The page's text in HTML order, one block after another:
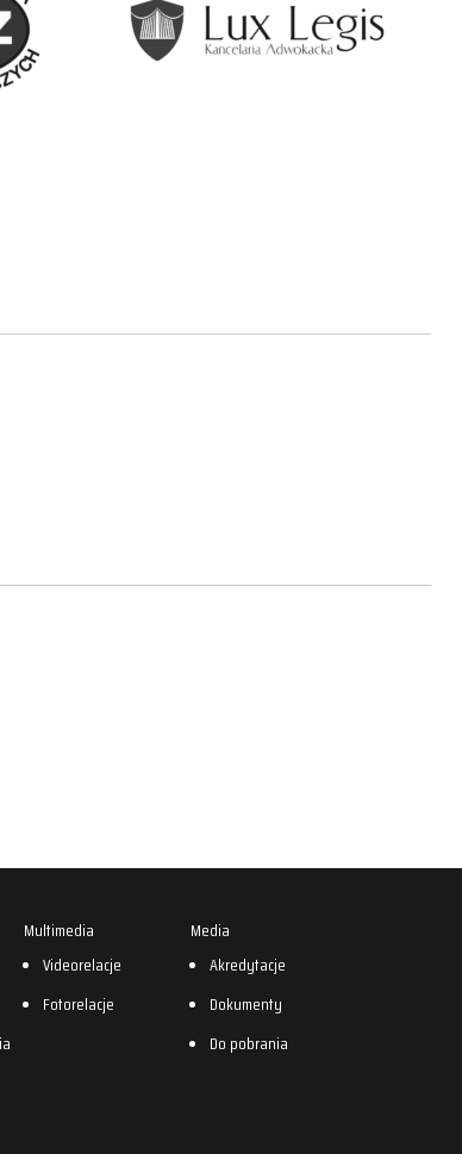
Multimedia
Videorelacje
Fotorelacje
Media
Akredytacje
Dokumenty
Do pobrania